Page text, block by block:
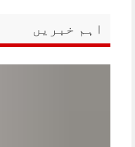
اہم خبریں